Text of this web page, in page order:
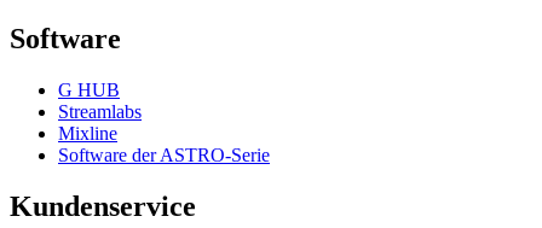
Software
G HUB
Streamlabs
Mixline
Software der ASTRO-Serie
Kundenservice